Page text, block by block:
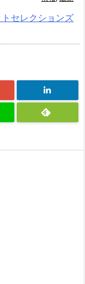
セレクションズ